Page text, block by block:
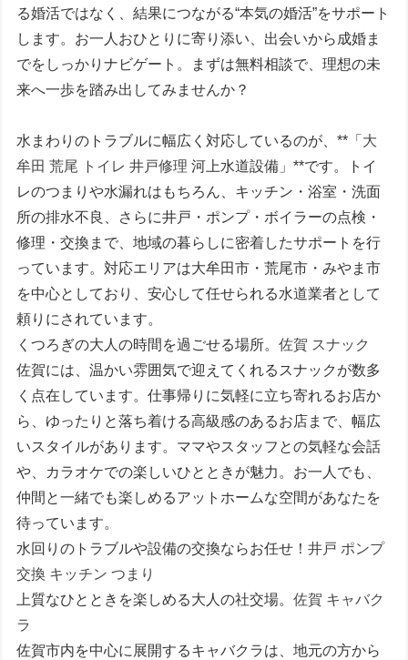
る婚活ではなく、結果につながる“本気の婚活”をサポート
します。お一人おひとりに寄り添い、出会いから成婚ま
でをしっかりナビゲート。まずは無料相談で、理想の未
来へ一歩を踏み出してみませんか？
水まわりのトラブルに幅広く対応しているのが、**「 大
牟田 荒尾 トイレ 井戸修理 河上水道設備」**です。トイ
レのつまりや水漏れはもちろん、キッチン・浴室・洗面
所の排水不良、さらに井戸・ポンプ・ボイラーの点検・
修理・交換まで、地域の暮らしに密着したサポートを行
っています。対応エリアは大牟田市・荒尾市・みやま市
を中心としており、安心して任せられる水道業者として
頼りにされています。
くつろぎの大人の時間を過ごせる場所。佐賀 スナック
佐賀には、温かい雰囲気で迎えてくれるスナックが数多
く点在しています。仕事帰りに気軽に立ち寄れるお店か
ら、ゆったりと落ち着ける高級感のあるお店まで、幅広
いスタイルがあります。ママやスタッフとの気軽な会話
や、カラオケでの楽しいひとときが魅力。お一人でも、
仲間と一緒でも楽しめるアットホームな空間があなたを
待っています。
水回りのトラブルや設備の交換ならお任せ！井戸 ポンプ
交換 キッチン つまり
上質なひとときを楽しめる大人の社交場。佐賀 キャバク
ラ
佐賀市内を中心に展開するキャバクラは、地元の方から